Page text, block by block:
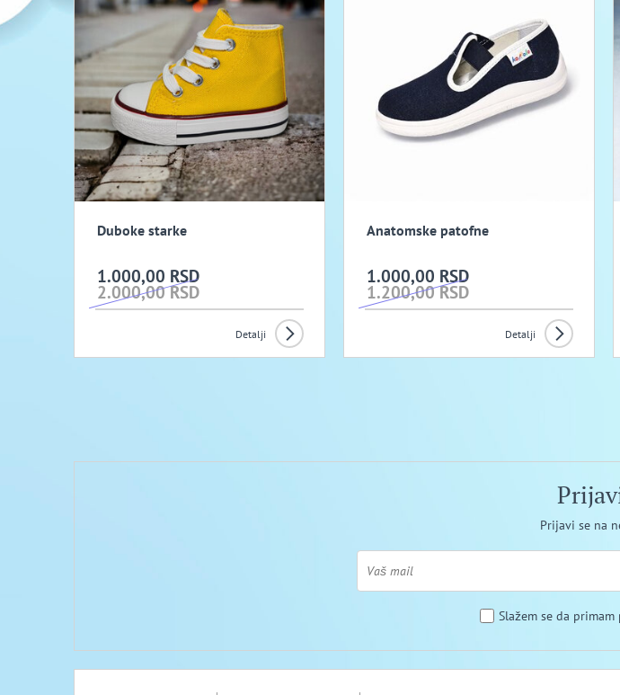
Duboke starke
1.000,00 RSD
2.000,00 RSD
Detalji
Anatomske patofne
1.000,00 RSD
1.200,00 RSD
Detalji
Prijavi se na
Slažem se da